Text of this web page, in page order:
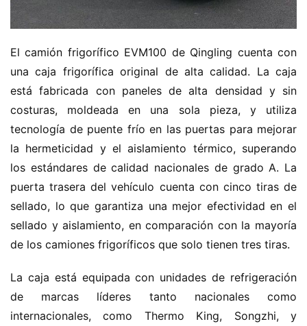
El camión frigorífico EVM100 de Qingling cuenta con
una caja frigorífica original de alta calidad. La caja
está fabricada con paneles de alta densidad y sin
costuras, moldeada en una sola pieza, y utiliza
tecnología de puente frío en las puertas para mejorar
la hermeticidad y el aislamiento térmico, superando
los estándares de calidad nacionales de grado A. La
puerta trasera del vehículo cuenta con cinco tiras de
sellado, lo que garantiza una mejor efectividad en el
sellado y aislamiento, en comparación con la mayoría
de los camiones frigoríficos que solo tienen tres tiras.
La caja está equipada con unidades de refrigeración
de marcas líderes tanto nacionales como
internacionales, como Thermo King, Songzhi, y